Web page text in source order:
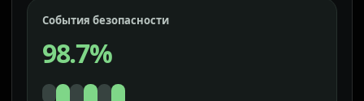
События безопасности
98.7%